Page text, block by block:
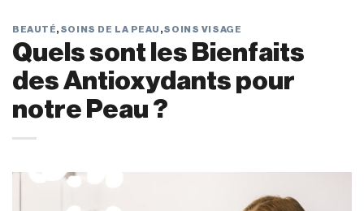
BEAUTÉ,SOINS DE LA PEAU ,SOINS VISAGE
Quels sont les Bienfaits
des Antioxydants pour
notre Peau ?